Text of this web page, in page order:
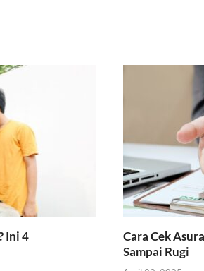
Ini 4
Cara Cek
Sampai Rugi